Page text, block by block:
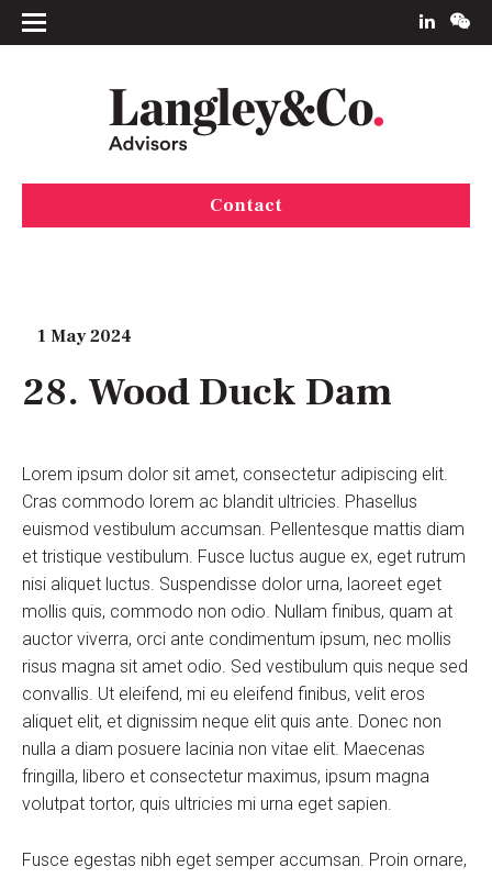
Contact
1 May 2024
28. Wood Duck Dam
Lorem ipsum dolor sit amet, consectetur adipiscing elit.
Cras commodo lorem ac blandit ultricies. Phasellus
euismod vestibulum accumsan. Pellentesque mattis diam
et tristique vestibulum. Fusce luctus augue ex, eget rutrum
nisi aliquet luctus. Suspendisse dolor urna, laoreet eget
mollis quis, commodo non odio. Nullam finibus, quam at
auctor viverra, orci ante condimentum ipsum, nec mollis
risus magna sit amet odio. Sed vestibulum quis neque sed
convallis. Ut eleifend, mi eu eleifend finibus, velit eros
aliquet elit, et dignissim neque elit quis ante. Donec non
nulla a diam posuere lacinia non vitae elit. Maecenas
fringilla, libero et consectetur maximus, ipsum magna
volutpat tortor, quis ultricies mi urna eget sapien.
Fusce egestas nibh eget semper accumsan. Proin ornare,